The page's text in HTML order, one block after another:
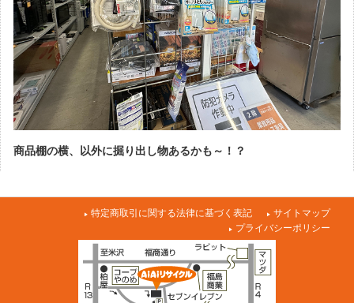
商品棚の横、以外に掘り出し物あるかも～！？
特定商取引に関する法律に基づく表記
サイトマップ
プライバシーポリシー